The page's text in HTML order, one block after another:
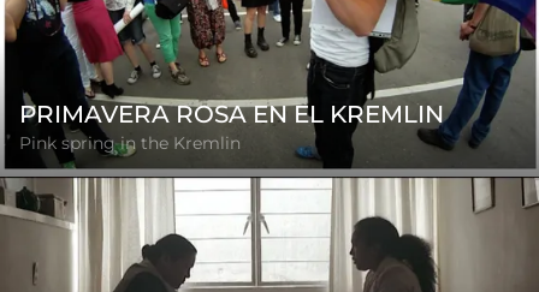
PRIMAVERA ROSA EN EL KREMLIN
Pink spring in the Kremlin